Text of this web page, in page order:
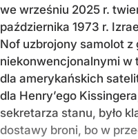
we wrześniu 2025 r.
października 1973 r.
Nof uzbrojony samolot z
niekonwencjonalnymi w
dla amerykańskich
dla Henry’ego
sekretarza stanu, było
dostawy broni, bo w